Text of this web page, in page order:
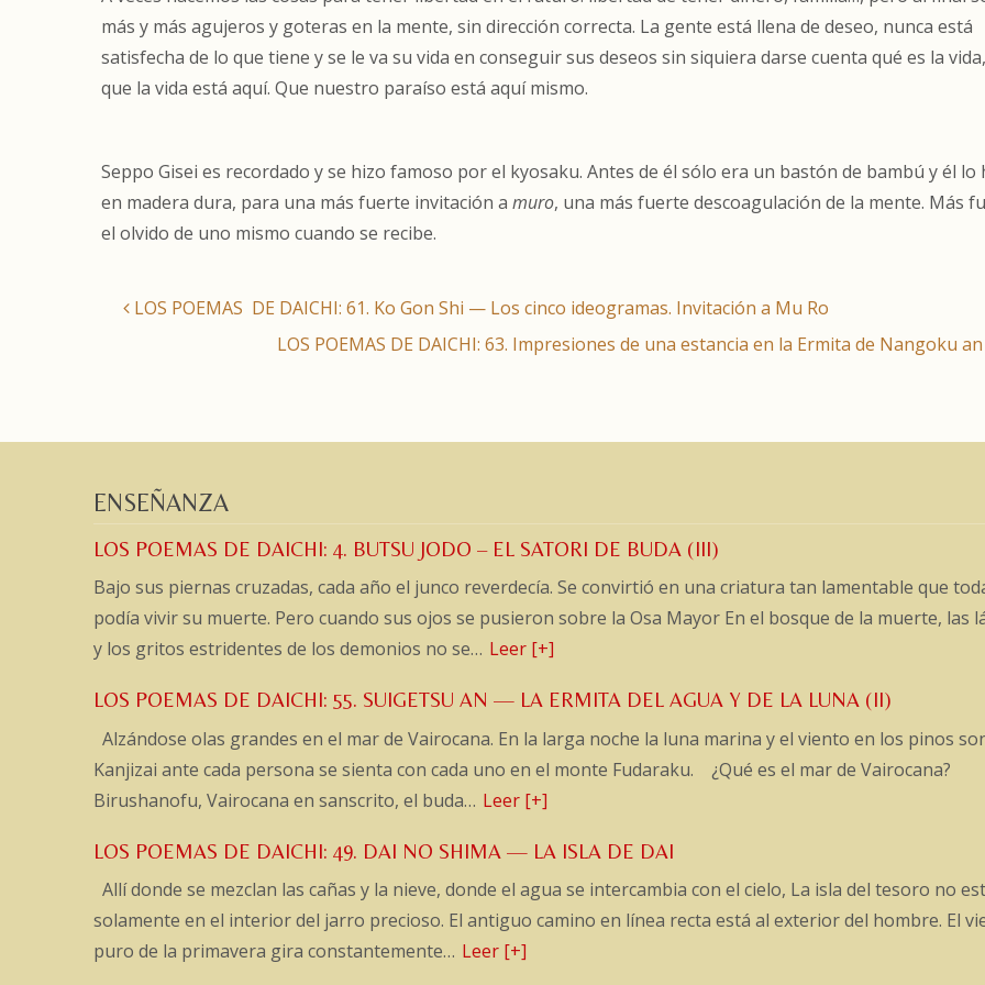
más y más agujeros y goteras en la mente, sin dirección correcta. La gente está llena de deseo, nunca está
satisfecha de lo que tiene y se le va su vida en conseguir sus deseos sin siquiera darse cuenta qué es la vida,
que la vida está aquí. Que nuestro paraíso está aquí mismo.
Seppo Gisei es recordado y se hizo famoso por el kyosaku. Antes de él sólo era un bastón de bambú y él lo
en madera dura, para una más fuerte invitación a muro, una más fuerte descoagulación de la mente. Más
el olvido de uno mismo cuando se recibe.
LOS POEMAS DE DAICHI: 61. Ko Gon Shi — Los cinco ideogramas. Invitación a Mu Ro
LOS POEMAS DE DAICHI: 63. Impresiones de una estancia en la Ermita de Nangoku
ENSEÑANZA
LOS POEMAS DE DAICHI: 4. BUTSU JODO – EL SATORI DE BUDA (III)
Bajo sus piernas cruzadas, cada año el junco reverdecía. Se convirtió en una criatura tan lamentable que
podía vivir su muerte. Pero cuando sus ojos se pusieron sobre la Osa Mayor En el bosque de la muerte, las
y los gritos estridentes de los demonios no se… Leer [+]
LOS POEMAS DE DAICHI: 55. SUIGETSU AN — LA ERMITA DEL AGUA Y DE LA LUNA (II)
Alzándose olas grandes en el mar de Vairocana. En la larga noche la luna marina y el viento en los pinos
Kanjizai ante cada persona se sienta con cada uno en el monte Fudaraku. ¿Qué es el mar de Vairocana?
Birushanofu, Vairocana en sanscrito, el buda… Leer [+]
LOS POEMAS DE DAICHI: 49. DAI NO SHIMA — LA ISLA DE DAI
Allí donde se mezclan las cañas y la nieve, donde el agua se intercambia con el cielo, La isla del tesoro no
solamente en el interior del jarro precioso. El antiguo camino en línea recta está al exterior del hombre. El
puro de la primavera gira constantemente… Leer [+]